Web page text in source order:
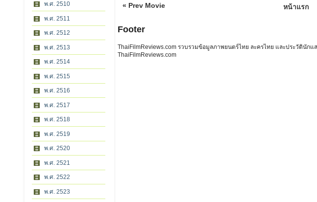
พ.ศ. 2510
พ.ศ. 2511
พ.ศ. 2512
พ.ศ. 2513
พ.ศ. 2514
พ.ศ. 2515
พ.ศ. 2516
พ.ศ. 2517
พ.ศ. 2518
พ.ศ. 2519
พ.ศ. 2520
พ.ศ. 2521
พ.ศ. 2522
พ.ศ. 2523
« Prev Movie หน้าแรก
Footer
ThaiFilmReviews.com รวบรวมข้อมูลภาพยนตร์ไทย ละครไทย และประวัตินัก
ThaiFilmReviews.com